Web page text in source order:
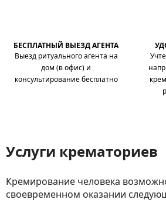
БЕСПЛАТНЫЙ ВЫЕЗД АГЕНТА
Выезд ритуального агента на
дом (в офис) и
консультирование бесплатно
Услуги крематориев
Кремирование человека
своевременном оказании